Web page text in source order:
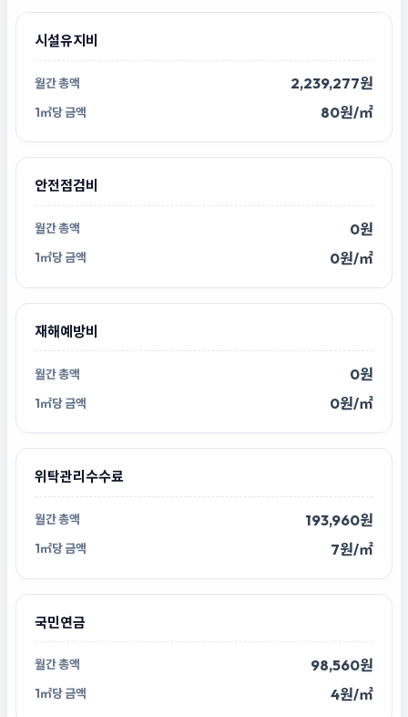
시설유지비
2,239,277원
80원/㎡
안전점검비
0원
0원/㎡
재해예방비
0원
0원/㎡
위탁관리수수료
193,960원
7원/㎡
국민연금
98,560원
4원/㎡